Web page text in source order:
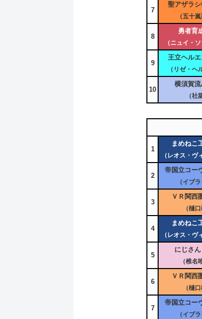
7
聖アザラ
（五十嵐
8
勇者育
（ニュイ・
9
王立ヘル
（リゼ・ヘ
10
横須賀
（社
1
まめねこ
（レオス・ヴ
2
帝国立コー
（イブラ
3
ＶＲ関西
（樋口
4
まめねこ
（レオス・ヴ
5
にじさ
（椎名
6
ＶＲ関西
（樋口
7
帝国立コー
（イブラ